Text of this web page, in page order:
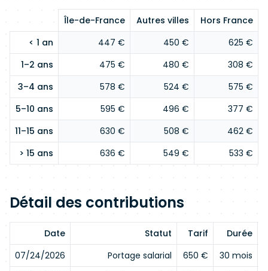
Île-de-France Autres villes
Hors France
< 1 an
447 € 450 €
625 €
1–2 ans
475 € 480 €
308 €
3–4 ans
578 € 524 €
575 €
5–10 ans
595 € 496 €
377 €
11–15 ans
630 € 508 €
462 €
> 15 ans
636 € 549 € 533 €
Détail des contributions
Date Statut Tarif Durée
07/24/2026
Portage salarial 650 €
30 mois